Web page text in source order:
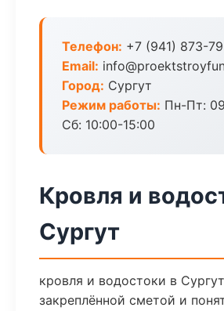
Телефон: +7 (941) 873-
Email:
Город: Сургут
Режим работы: Пн-Пт:
Сб: 10:00-15:00
Кровля и
Сургут
кровля и водостоки в
закреплённой сметой и